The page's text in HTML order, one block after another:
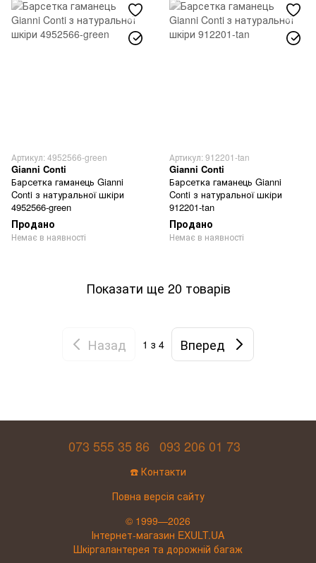
Артикул: 4952566-green
Gianni Conti
Барсетка гаманець Gianni
Conti з натуральної шкіри
4952566-green
Продано
Немає в наявності
Артикул: 912201-tan
Gianni Conti
Барсетка гаманець Gianni
Conti з натуральної шкіри
912201-tan
Продано
Немає в наявності
Показати ще 20 товарів
Назад 1 з 4 Вперед
073 555 35 86 093 206 01 73
☎️ Контакти
Повна версія сайту
© 1999—2026
Інтернет-магазин EXULT.UA
Шкіргалантерея та дорожній багаж